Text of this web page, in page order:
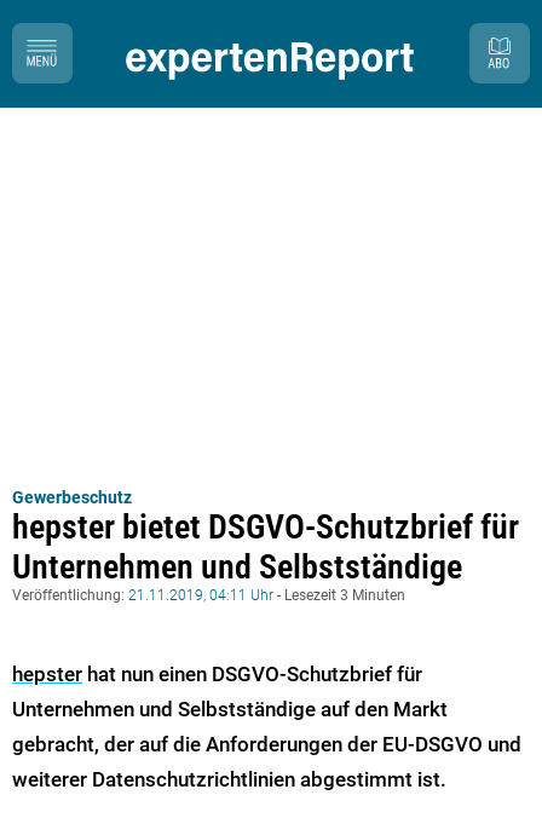
Gewerbeschutz
hepster bietet DSGVO-Schutzbrief für
Unternehmen und Selbstständige
Veröffentlichung: 21.11.2019, 04:11 Uhr - Lesezeit 3 Minuten
hepster hat nun einen DSGVO-Schutzbrief für
Unternehmen und Selbstständige auf den Markt
gebracht, der auf die Anforderungen der EU-DSGVO und
weiterer Datenschutzrichtlinien abgestimmt ist.